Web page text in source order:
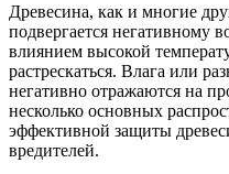
Древесина, как и многие
подвергается негативному
влиянием высокой
растрескаться. Влага или
негативно отражаются на
несколько основных
эффективной защиты
вредителей.